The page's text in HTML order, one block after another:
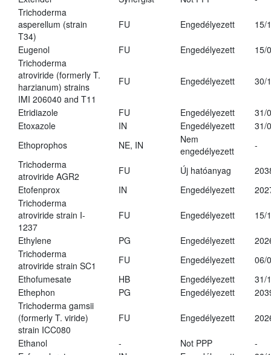
Trichoderma
asperellum (strain
T34)
FU Engedélyezett 15/
Eugenol FU Engedélyezett
15/
Trichoderma
atroviride (formerly T.
harzianum) strains
IMI 206040 and T11
FU Engedélyezett 30/
Etridiazole FU Engedélyezett
31/
Etoxazole
IN Engedélyezett
31/
Ethoprophos
NE, IN
Nem
engedélyezett
-
Trichoderma
atroviride AGR2
FU Új hatóanyag
Etofenprox
IN Engedélyezett
Trichoderma
atroviride strain I-
1237
FU Engedélyezett 15/
Ethylene PG Engedélyezett
Trichoderma
atroviride strain SC1
FU Engedélyezett
06/
Ethofumesate
HB Engedélyezett
31/
Ethephon
PG Engedélyezett
Trichoderma gamsii
(formerly T. viride)
strain ICC080
FU Engedélyezett
Ethanol - Not PPP
-